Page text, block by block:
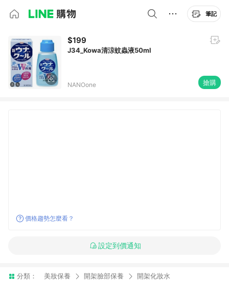
筆記
$199
J34_Kowa清涼蚊蟲液50ml
NANOone 搶購
價格趨勢怎麼看？
設定到價通知
分類： 美妝保養 開架臉部保養 開架化妝水